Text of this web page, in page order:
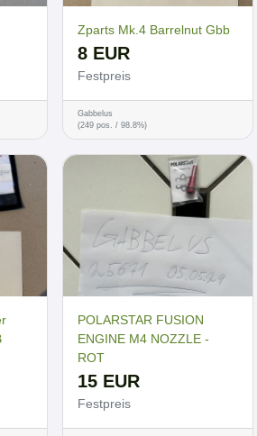
Zparts Mk.4 Barrelnut Gbb
8 EUR
Festpreis
Gabbelus
(249 pos. / 98.8%)
POLARSTAR FUSION
ENGINE M4 NOZZLE -
ROT
15 EUR
Festpreis